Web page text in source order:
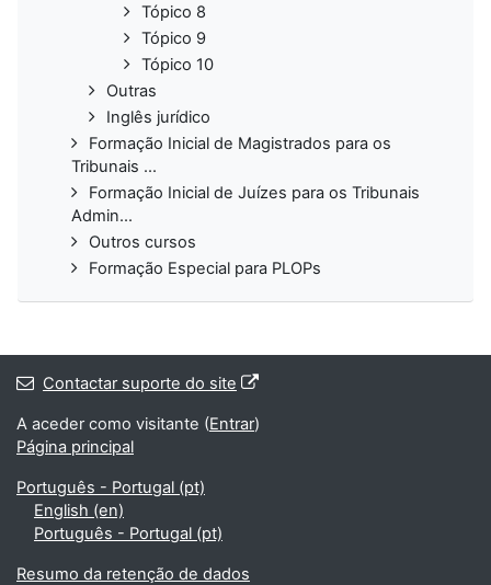
Tópico 8
Tópico 9
Tópico 10
Outras
Inglês jurídico
Formação Inicial de Magistrados para os
Tribunais ...
Formação Inicial de Juízes para os Tribunais
Admin...
Outros cursos
Formação Especial para PLOPs
Contactar suporte do site
A aceder como visitante (Entrar)
Página principal
Português - Portugal ‎(pt)‎
English ‎(en)‎
Português - Portugal ‎(pt)‎
Resumo da retenção de dados